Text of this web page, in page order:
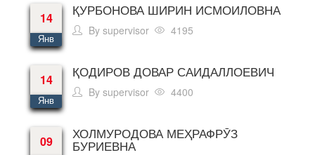
14
Янв
ҚУРБОНОВА ШИРИН ИСМОИЛОВНА
Bysupervisor 4195
14
Янв
ҚОДИРОВ ДОВАР САИДАЛЛОЕВИЧ
Bysupervisor 4400
09 ХОЛМУРОДОВА МЕҲРАФРӮЗ
БУРИЕВНА